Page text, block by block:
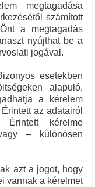
megtagadása
számított
a megtagadás
nyújthat be a
jogával.
esetekben
alapuló,
a kérelem
az adatairól
kérelme
– különösen
azt a jogot, hogy
vannak a kérelmet